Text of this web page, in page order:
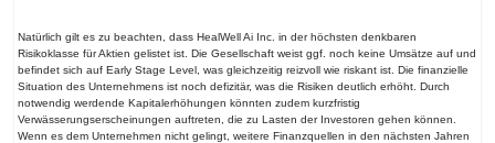
Natürlich gilt es zu beachten, dass HealWell Ai Inc. in der höchsten denkbaren
Risikoklasse für Aktien gelistet ist. Die Gesellschaft weist ggf. noch keine Umsätze auf und
befindet sich auf Early Stage Level, was gleichzeitig reizvoll wie riskant ist. Die finanzielle
Situation des Unternehmens ist noch defizitär, was die Risiken deutlich erhöht. Durch
notwendig werdende Kapitalerhöhungen könnten zudem kurzfristig
Verwässerungserscheinungen auftreten, die zu Lasten der Investoren gehen können.
Wenn es dem Unternehmen nicht gelingt, weitere Finanzquellen in den nächsten Jahren